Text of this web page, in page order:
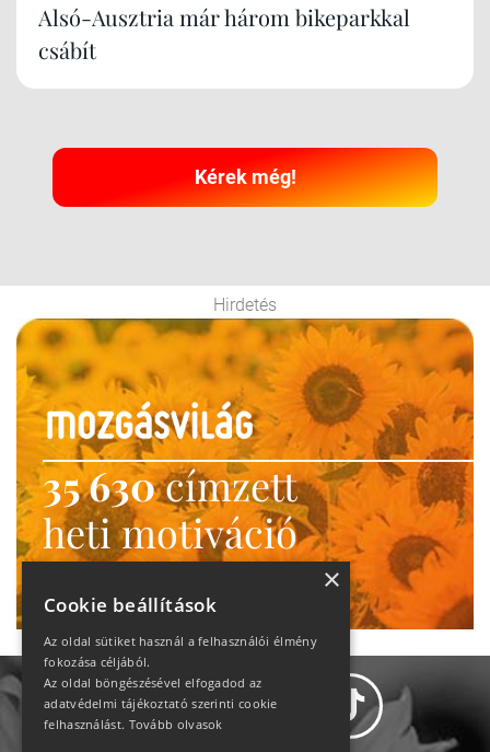
Alsó-Ausztria már három bikeparkkal
csábít
Kérek még!
Hirdetés
35 630címzett
heti motiváció
Ne maradj le!
×
Cookie beállítások
Az oldal sütiket használ a felhasználói élmény
fokozása céljából.
Az oldal böngészésével elfogadod az
adatvédelmi tájékoztató szerinti cookie
felhasználást. Tovább olvasok